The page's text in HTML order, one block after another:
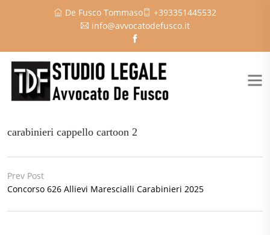
De Fusco Tommaso
+393351445532
info@avvocatodefusco.it
carabinieri cappello cartoon 2
Prev Post
Concorso 626 Allievi Marescialli Carabinieri 2025